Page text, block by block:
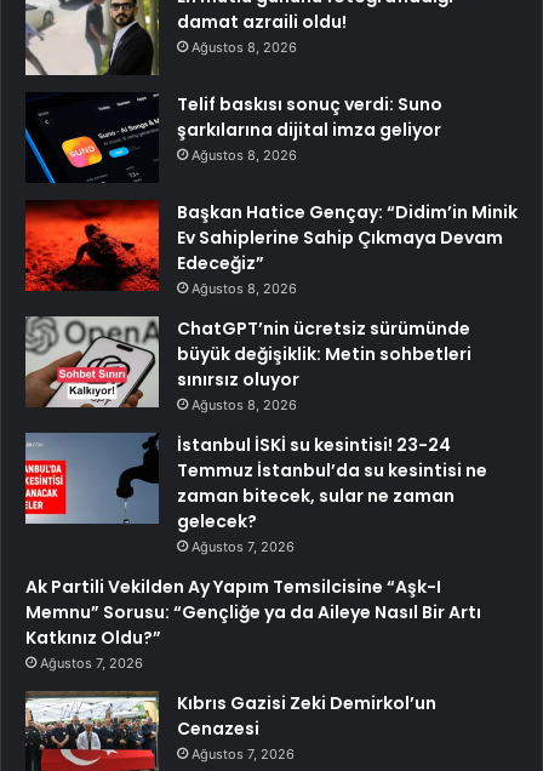
damat azraili oldu!
Ağustos 8, 2026
Telif baskısı sonuç verdi: Suno
şarkılarına dijital imza geliyor
Ağustos 8, 2026
Başkan Hatice Gençay: “Didim’in Minik
Ev Sahiplerine Sahip Çıkmaya Devam
Edeceğiz”
Ağustos 8, 2026
ChatGPT’nin ücretsiz sürümünde
büyük değişiklik: Metin sohbetleri
sınırsız oluyor
Ağustos 8, 2026
İstanbul İSKİ su kesintisi! 23-24
Temmuz İstanbul’da su kesintisi ne
zaman bitecek, sular ne zaman
gelecek?
Ağustos 7, 2026
Ak Partili Vekilden Ay Yapım Temsilcisine “Aşk-I
Memnu” Sorusu: “Gençliğe ya da Aileye Nasıl Bir Artı
Katkınız Oldu?”
Ağustos 7, 2026
Kıbrıs Gazisi Zeki Demirkol’un
Cenazesi
Ağustos 7, 2026